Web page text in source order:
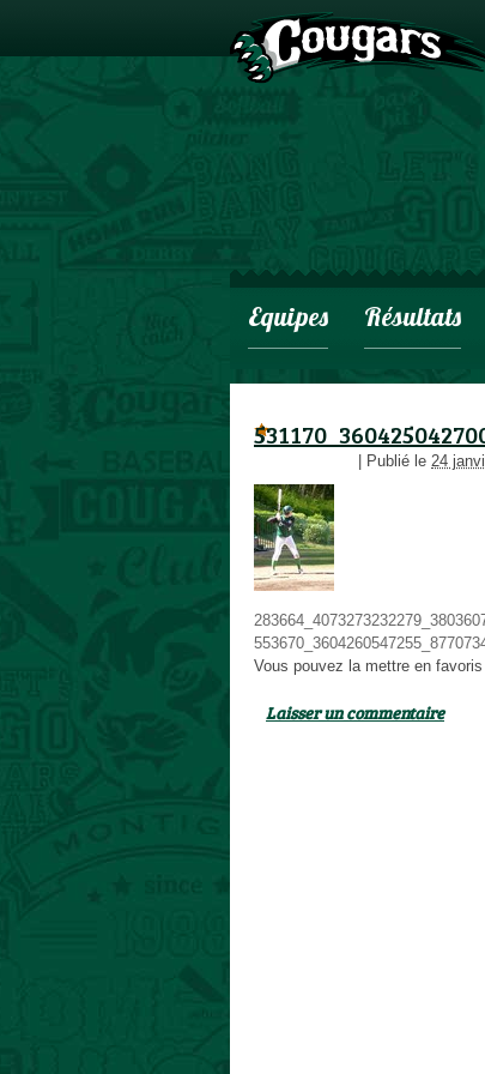
Equipes Résultats
Publié le 24
Vous pouvez la mettre en
Laisser un commentaire